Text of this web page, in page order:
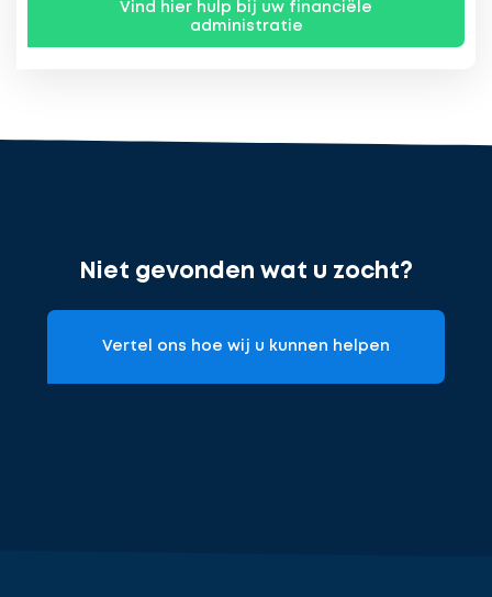
Vind hier hulp bij uw financiële
administratie
Niet gevonden wat u zocht?
Vertel ons hoe wij u kunnen helpen